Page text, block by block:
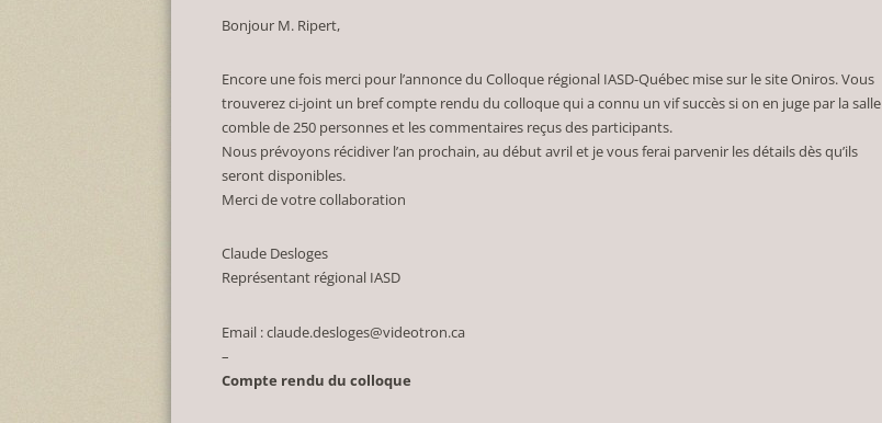
Bonjour M. Ripert,
Encore une fois merci pour l’annonce du Colloque régional IASD-Québec mise sur le site Oniros. Vous
trouverez ci-joint un bref compte rendu du colloque qui a connu un vif succès si on en juge par la salle
comble de 250 personnes et les commentaires reçus des participants.
Nous prévoyons récidiver l’an prochain, au début avril et je vous ferai parvenir les détails dès qu’ils
seront disponibles.
Merci de votre collaboration
Claude Desloges
Représentant régional IASD
Email :claude.desloges@videotron.ca
–
Compte rendu du colloque